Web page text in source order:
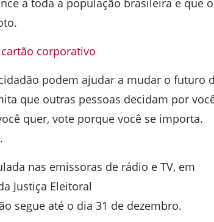
a toda a população brasileira e que
corporativo
podem ajudar a mudar o futuro
que outras pessoas decidam por
quer, vote porque você se importa.
nas emissoras de rádio e TV, em
Justiça Eleitoral
segue até o dia 31 de dezembro.